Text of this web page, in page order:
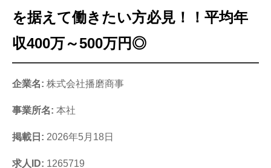
を据えて働きたい方必見！！平均年
収400万～500万円◎
企業名: 株式会社播磨商事
事業所名: 本社
掲載日: 2026年5月18日
求人ID: 1265719